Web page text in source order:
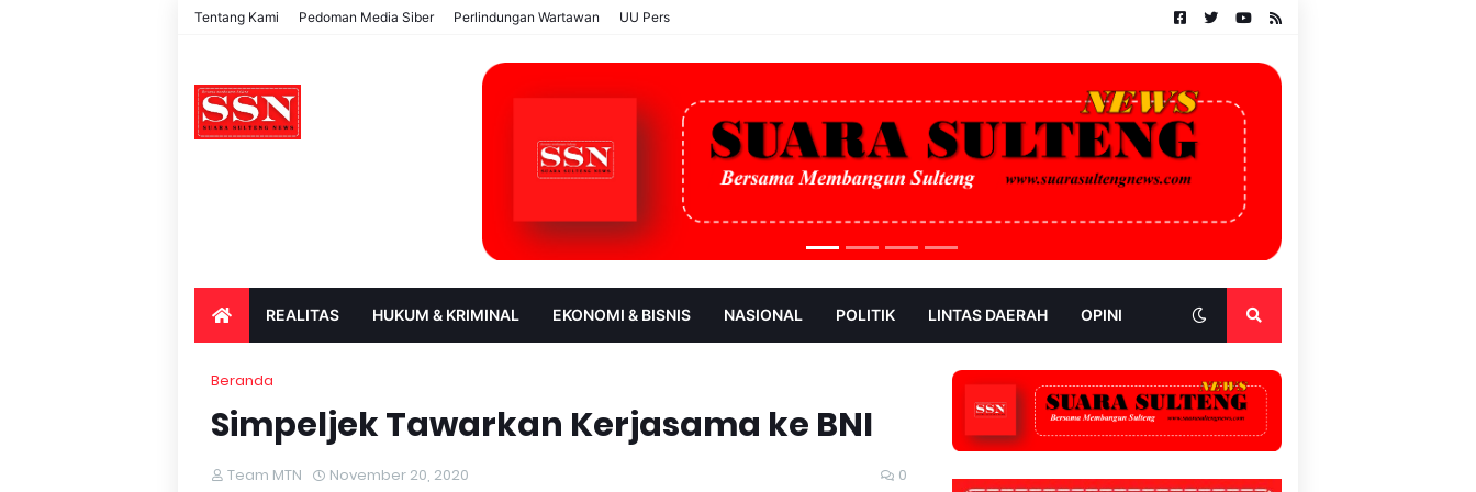
Tentang Kami Pedoman Media Siber Perlindungan Wartawan UU Pers
REALITAS HUKUM & KRIMINAL EKONOMI & BISNIS NASIONAL POLITIK LINTAS DAERAH OPINI
Beranda
Simpeljek Tawarkan Kerjasama ke BNI
Team MTN November 20, 2020 0